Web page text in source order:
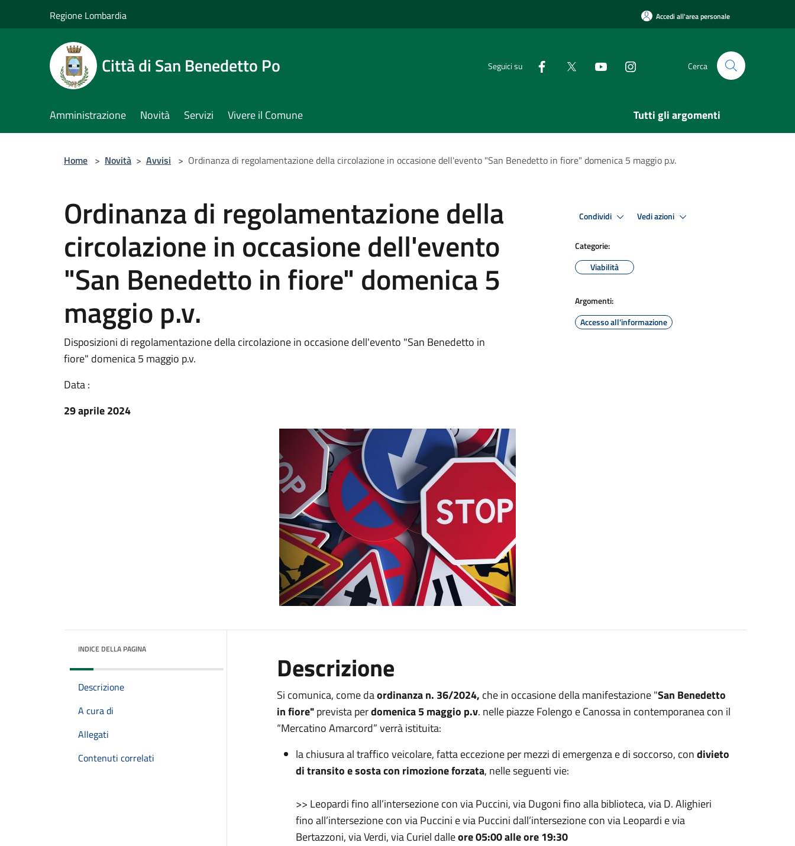
Regione Lombardia Accedi all'area personale
Città di San Benedetto Po Seguici su Cerca
Amministrazione Novità Servizi Vivere il Comune Tutti gli argomenti
Home > Novità > Avvisi > Ordinanza di regolamentazione della circolazione in occasione dell'evento "San Benedetto in fiore" domenica 5 maggio p.v.
Ordinanza di regolamentazione della
circolazione in occasione dell'evento
"San Benedetto in fiore" domenica 5
maggio p.v.
Disposizioni di regolamentazione della circolazione in occasione dell'evento "San Benedetto in
fiore" domenica 5 maggio p.v.
Data :
29 aprile 2024
Condividi Vedi azioni
Categorie:
Viabilità
Argomenti:
Accesso all'informazione
INDICE DELLA PAGINA
Descrizione
A cura di
Allegati
Contenuti correlati
Descrizione
Si comunica, come daordinanza n. 36/2024, che in occasione della manifestazione "San Benedetto
in fiore"prevista perdomenica 5 maggio p.v. nelle piazze Folengo e Canossa in contemporanea con il
“Mercatino Amarcord” verrà istituita:
la chiusura al traffico veicolare, fatta eccezione per mezzi di emergenza e di soccorso, condivieto
di transito e sosta con rimozione forzata, nelle seguenti vie:
>> Leopardi fino all’intersezione con via Puccini, via Dugoni fino alla biblioteca, via D. Alighieri
fino all’intersezione con via Puccini e via Puccini dall’intersezione con via Leopardi e via
Bertazzoni, via Verdi, via Curiel dalleore 05:00 alle ore 19:30